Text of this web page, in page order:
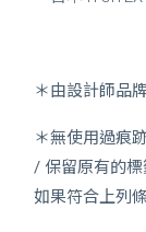
＊由設計師品
＊無使用過痕
/ 保留原有的
如果符合上列